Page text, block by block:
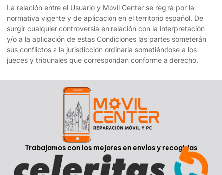
La relación entre el Usuario y Móvil Center se regirá por la
normativa vigente y de aplicación en el territorio español. De
surgir cualquier controversia en relación con la interpretación
y/o a la aplicación de estas Condiciones las partes someterán
sus conflictos a la jurisdicción ordinaria sometiéndose a los
jueces y tribunales que correspondan conforme a derecho.
Trabajamos con los mejores en envíos y recogidas